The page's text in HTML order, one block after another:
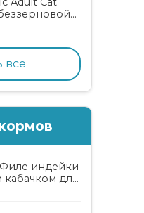
и алоэ
все
индейки
кабачком для